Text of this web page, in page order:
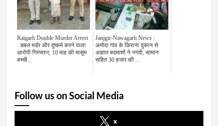
Raigarh Double Murder Arrest
: डबल मर्डर और दुष्कर्म करने वाला
आरोपी गिरफ्तार, 10 माह की मासूम
बच्ची...
Janjgir-Nawagarh News :
अमोदा गांव के किराना दुकान से
अज्ञात बदमाशों ने नगदी, सामान
सहित 30 हजार की ...
Follow us on Social Media
x